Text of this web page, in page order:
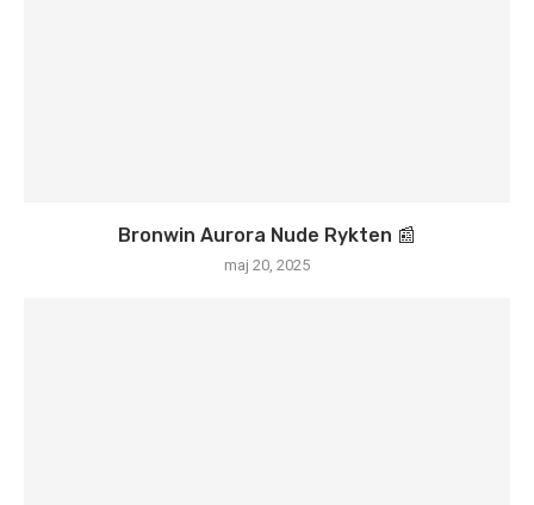
Bronwin Aurora Nude Rykten 📰
maj 20, 2025